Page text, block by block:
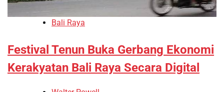
Bali Raya
Festival Tenun Buka Gerbang Ekonomi
Kerakyatan Bali Raya Secara Digital